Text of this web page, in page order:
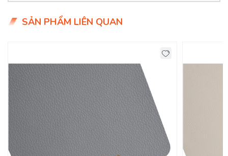
- Giá siêu hợp lý chỉ 9x.000đ/mét
SẢN PHẨM LIÊN QUAN